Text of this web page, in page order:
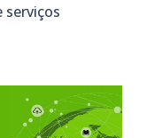
serviços